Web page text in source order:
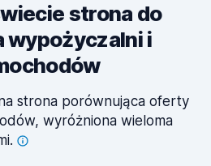
strona do
wypożyczalni i
strona porównująca oferty
wyróżniona wieloma